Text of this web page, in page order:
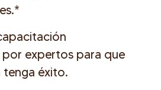
expertos para que
éxito.